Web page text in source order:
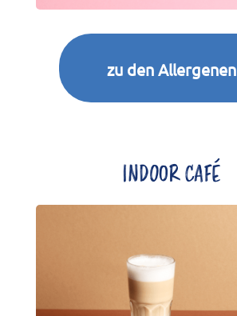
zu den Allergenen
INDOOR CAFÉ